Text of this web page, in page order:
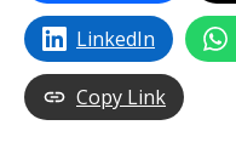
LinkedIn
Copy Link